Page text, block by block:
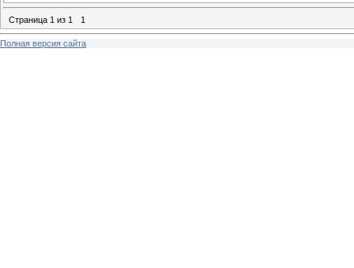
Страница 1 из 1 1
Полная версия сайта